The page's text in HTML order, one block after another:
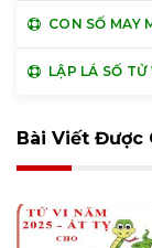
CON SỐ MAY
LẬP LÁ SỐ
Bài Viết Được